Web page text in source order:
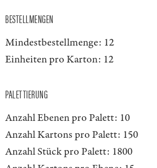
BESTELLMENGEN
Mindestbestellmenge: 12
Einheiten pro Karton: 12
PALETTIERUNG
Anzahl Ebenen pro Palett: 10
Anzahl Kartons pro Palett: 150
Anzahl Stück pro Palett: 1800